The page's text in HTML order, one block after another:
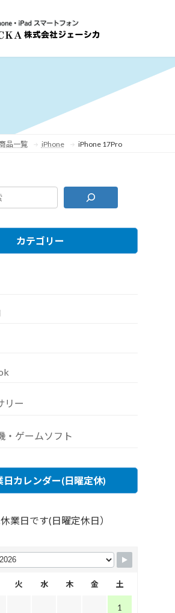
品一覧 iPhone iPhone 17Pro
カテゴリー
リー
・ゲームソフト
日カレンダー(日曜定休)
業日です(日曜定休日）
火 水 木 金 土
1